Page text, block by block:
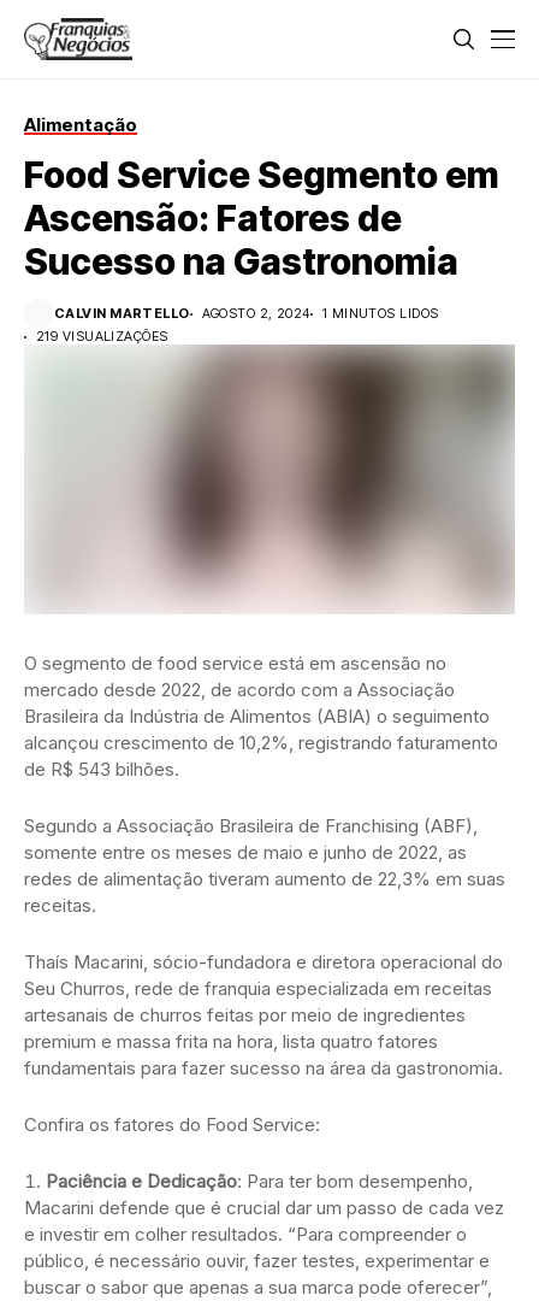
Alimentação
Food Service Segmento em
Ascensão: Fatores de
Sucesso na Gastronomia
CALVIN MARTELLO AGOSTO 2, 2024
1 MINUTOS LIDOS
219 VISUALIZAÇÕES
O segmento de food service está em ascensão no
mercado desde 2022, de acordo com a Associação
Brasileira da Indústria de Alimentos (ABIA) o seguimento
alcançou crescimento de 10,2%, registrando faturamento
de R$ 543 bilhões.
Segundo a Associação Brasileira de Franchising (ABF),
somente entre os meses de maio e junho de 2022, as
redes de alimentação tiveram aumento de 22,3% em suas
receitas.
Thaís Macarini, sócio-fundadora e diretora operacional do
Seu Churros, rede de franquia especializada em receitas
artesanais de churros feitas por meio de ingredientes
premium e massa frita na hora, lista quatro fatores
fundamentais para fazer sucesso na área da gastronomia.
Confira os fatores do Food Service:
Paciência e Dedicação: Para ter bom desempenho,
Macarini defende que é crucial dar um passo de cada vez
e investir em colher resultados. “Para compreender o
público, é necessário ouvir, fazer testes, experimentar e
buscar o sabor que apenas a sua marca pode oferecer”,